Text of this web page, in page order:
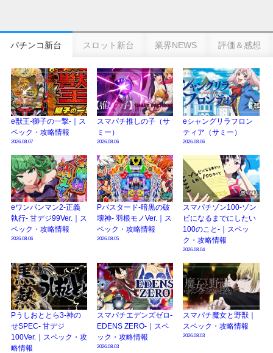
パチンコ新台 スロット新台 業界NEWS 評価＆感想
e獣王-獅子の一撃-｜ス
ペック・攻略情報
2026.08.07
スマパチ推しの子（サ
ミー）
2026.08.06
eシャングリラフロン
ティア（サミー）
2026.08.06
eワンパンマン2-正義
執行- 甘デジ99Ver.｜ス
ペック・攻略情報
2026.08.06
Pバスタード-暗黒の破
壊神- 羽根モノVer.｜ス
ペック・攻略情報
2026.08.05
スマパチゾン100-ゾン
ビになるまでにしたい
100のこと-｜スペッ
ク・攻略情報
2026.08.04
Pうしおととら3-神の
せSPEC- 甘デジ
100Ver.｜スペック・攻
略情報
スマパチエデンズゼロ-
EDENS ZERO-｜スペ
ック・攻略情報
2026.08.03
スマパチ魔女と野獣｜
スペック・攻略情報
2026.08.03